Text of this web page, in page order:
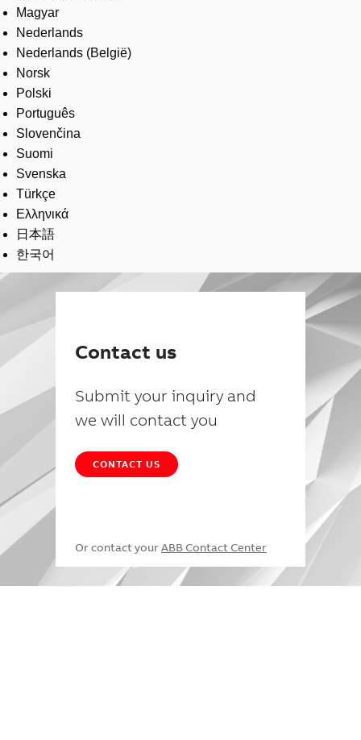
Magyar
Nederlands
Nederlands (België)
Norsk
Polski
Português
Slovenčina
Suomi
Svenska
Türkçe
Ελληνικά
日本語
한국어
Contact us
Submit your inquiry and
we will contact you
CONTACT US
Or contact your ABB Contact Center